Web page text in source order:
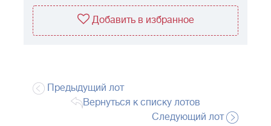
Добавить в избранное
Предыдущий лот
Вернуться к списку лотов
Следующий лот